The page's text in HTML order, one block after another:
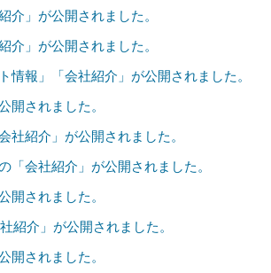
介」が公開されました。
介」が公開されました。
情報」「会社紹介」が公開されました。
開されました。
社紹介」が公開されました。
会社紹介」が公開されました。
開されました。
紹介」が公開されました。
開されました。